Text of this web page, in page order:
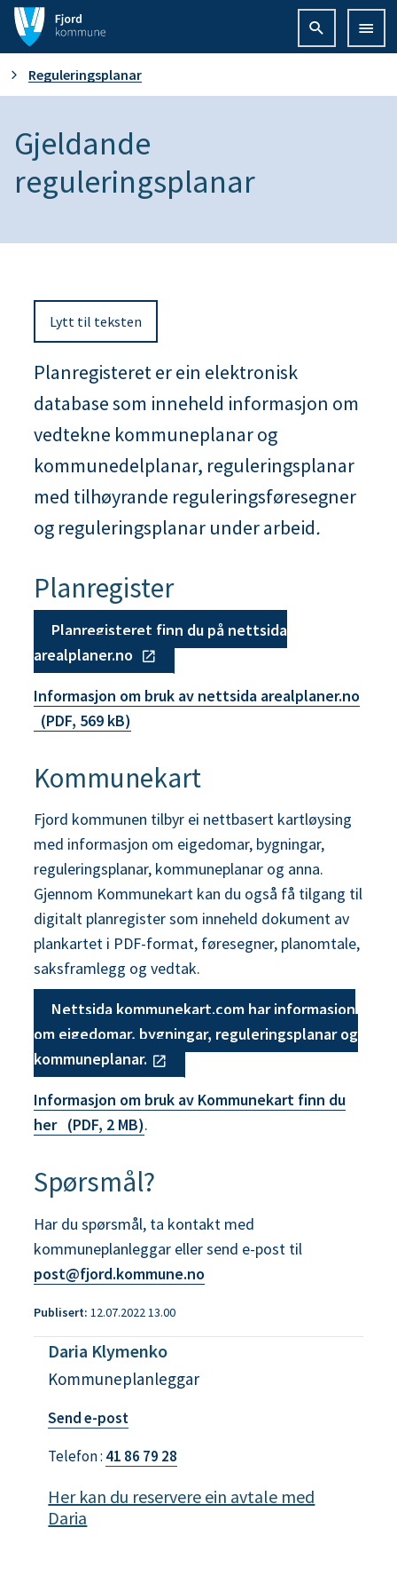
F
j
o
r
d
m
m
u
n
e
D
h
Reguleringsplanar
Gjeldande
reguleringsplanar
Lytt til teksten
Planregisteret er ein elektronisk
database som inneheld informasjon om
vedtekne kommuneplanar og
kommunedelplanar, reguleringsplanar
med tilhøyrande reguleringsføresegner
og reguleringsplanar under arbeid.
Planregister
Planregisteret finn du på nettsida
arealplaner.no
Informasjon om bruk av nettsida arealplaner.no
(PDF, 569 kB)
Kommunekart
Fjord kommunen tilbyr ei nettbasert kartløysing
med informasjon om eigedomar, bygningar,
reguleringsplanar, kommuneplanar og anna.
Gjennom Kommunekart kan du også få tilgang til
digitalt planregister som inneheld dokument av
plankartet i PDF-format, føresegner, planomtale,
saksframlegg og vedtak.
Nettsida kommunekart.com har informasjon
om eigedomar, bygningar, reguleringsplanar og
kommuneplanar.
Informasjon om bruk av Kommunekart finn du
her (PDF, 2 MB).
Spørsmål?
Har du spørsmål, ta kontakt med
kommuneplanleggar eller send e-post til
post@fjord.kommune.no
Publisert 12.07.2022 13.00
Daria Klymenko
Kommuneplanleggar
Send e-post
l
a
Telefon 41 86 79 28
Her kan du reservere ein avtale med
Daria